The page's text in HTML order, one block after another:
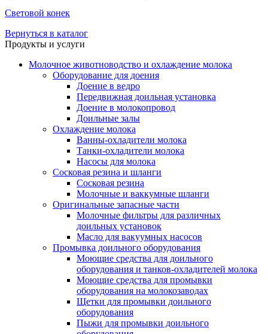
Световой конек
Вернуться в каталог
Продукты и услуги
Молочное животноводство и охлаждение молока
Оборудование для доения
Доение в ведро
Передвижная доильная установка
Доение в молокопровод
Доильные залы
Охлаждение молока
Ванны-охладители молока
Танки-охладители молока
Насосы для молока
Сосковая резина и шланги
Сосковая резина
Молочные и ваккумные шланги
Оригинальные запасные части
Молочные фильтры для различных
доильных установок
Масло для вакуумных насосов
Промывка доильного оборудования
Моющие средства для доильного
оборудования и танков-охладителей молока
Моющие средства для промывки
оборудования на молокозаводах
Щетки для промывки доильного
оборудования
Пыжи для промывки доильного